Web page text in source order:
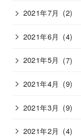
2021年7月 (2)
2021年6月 (4)
2021年5月 (7)
2021年4月 (9)
2021年3月 (9)
2021年2月 (4)